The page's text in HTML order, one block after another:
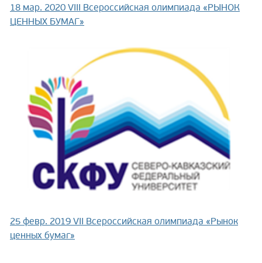
18 мар. 2020 VIII Всероссийская олимпиада «РЫНОК
ЦЕННЫХ БУМАГ»
25 февр. 2019 VII Всероссийская олимпиада «Рынок
ценных бумаг»